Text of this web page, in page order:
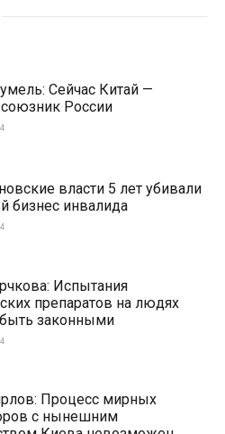
Сейчас Китай —
России
власти 5 лет убивали
бизнес инвалида
Испытания
препаратов на людях
законными
Процесс мирных
с нынешним